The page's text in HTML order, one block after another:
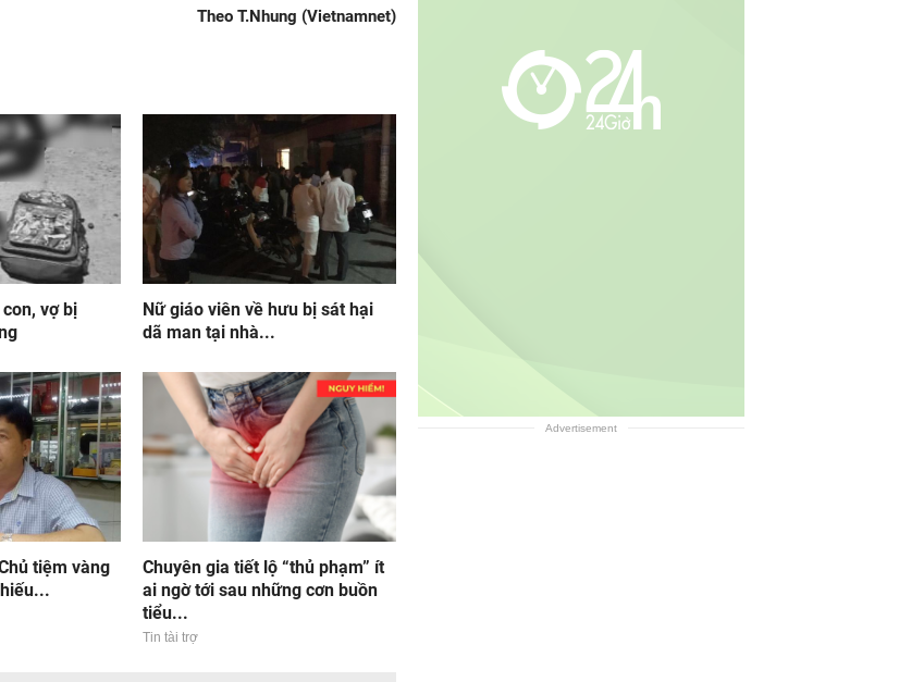
Theo T.Nhung (Vietnamnet)
vợ bị
Nữ giáo viên về hưu bị sát hại
dã man tại nhà...
tiệm vàng
Chuyên gia tiết lộ “thủ phạm” ít
ai ngờ tới sau những cơn buồn
tiểu...
Tin tài trợ
Advertisement